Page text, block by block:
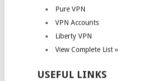
Pure VPN
VPN Accounts
Liberty VPN
View Complete List »
USEFUL LINKS